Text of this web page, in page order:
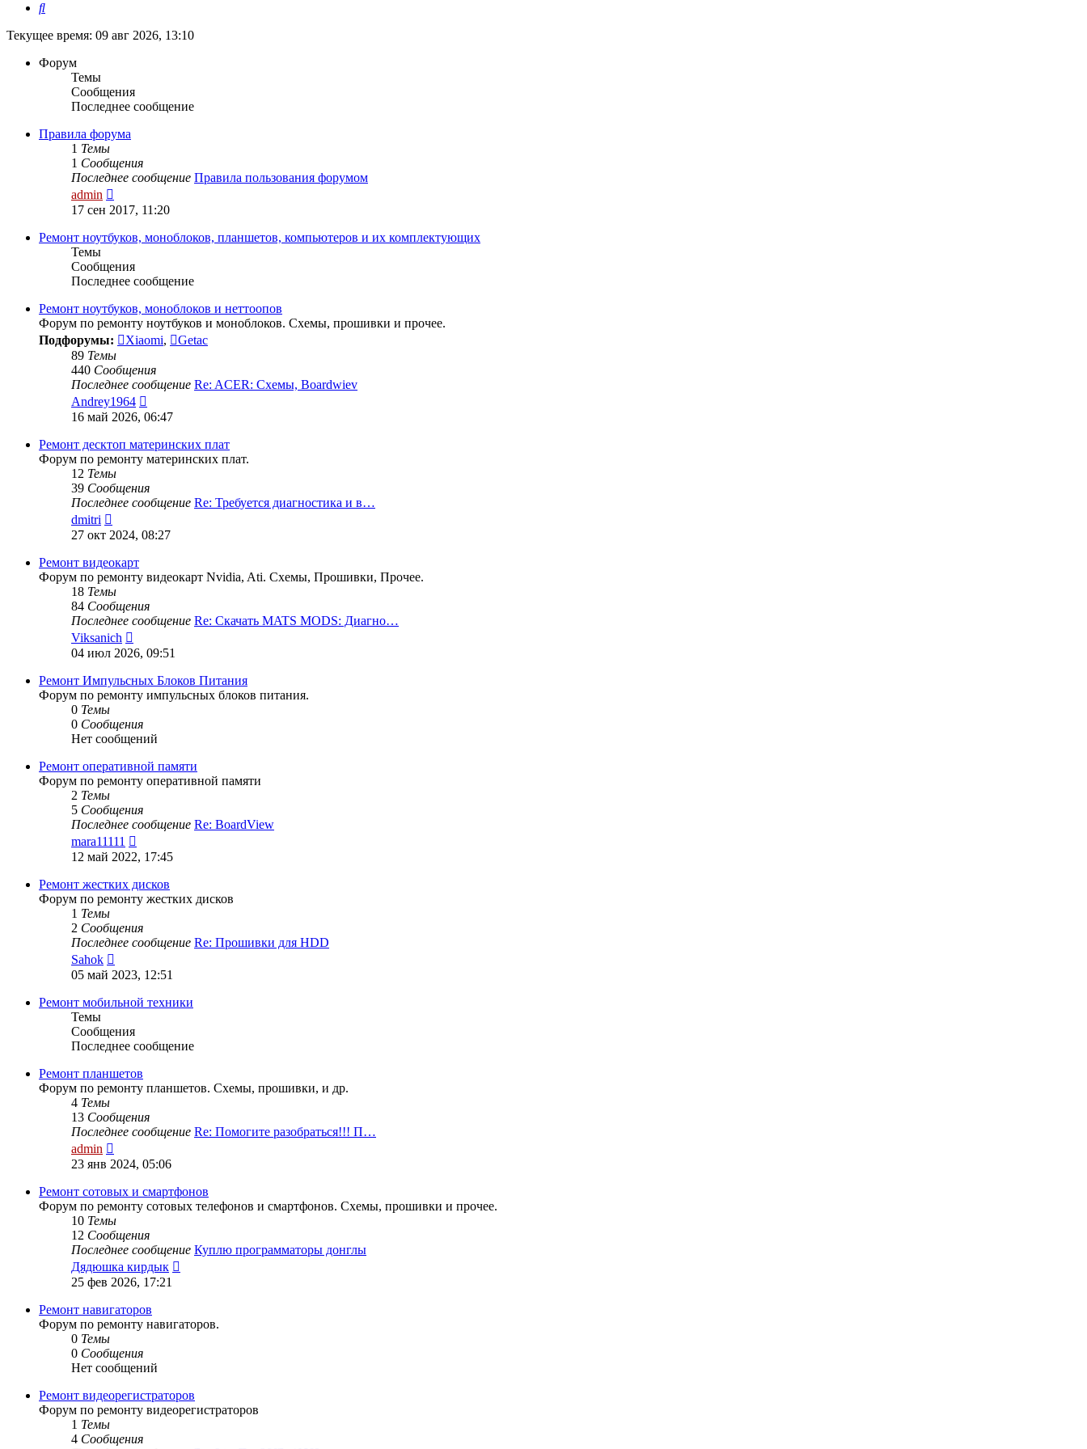
Поиск
Текущее время: 09 авг 2026, 13:10
Форум
Темы
Сообщения
Последнее сообщение
Правила форума
1 Темы
1 Сообщения
Последнее сообщение Правила пользования форумом
admin
к
сообщению
17 сен 2017, 11:20
Ремонт ноутбуков, моноблоков, планшетов, компьютеров и их комплектующих
Темы
Сообщения
Последнее сообщение
Ремонт ноутбуков, моноблоков и неттоопов
Форум по ремонту ноутбуков и моноблоков. Схемы, прошивки и прочее.
Подфорумы:
Xiaomi,
Getac
89 Темы
440 Сообщения
Последнее сообщение Re: ACER: Схемы, Boardwiev
Andrey1964
к
сообщению
16 май 2026, 06:47
Ремонт десктоп материнских плат
Форум по ремонту материнских плат.
12 Темы
39 Сообщения
Последнее сообщение Re: Требуется диагностика и в…
dmitri
к
сообщению
27 окт 2024, 08:27
Ремонт видеокарт
Форум по ремонту видеокарт Nvidia, Ati. Схемы, Прошивки, Прочее.
18 Темы
84 Сообщения
Последнее сообщение Re: Скачать MATS MODS: Диагно…
Viksanich
к
сообщению
04 июл 2026, 09:51
Ремонт Импульсных Блоков Питания
Форум по ремонту импульсных блоков питания.
0 Темы
0 Сообщения
Нет сообщений
Ремонт оперативной памяти
Форум по ремонту оперативной памяти
2 Темы
5 Сообщения
Последнее сообщение Re: BoardView
mara11111
к
сообщению
12 май 2022, 17:45
Ремонт жестких дисков
Форум по ремонту жестких дисков
1 Темы
2 Сообщения
Последнее сообщение Re: Прошивки для HDD
Sahok
к
сообщению
05 май 2023, 12:51
Ремонт мобильной техники
Темы
Сообщения
Последнее сообщение
Ремонт планшетов
Форум по ремонту планшетов. Схемы, прошивки, и др.
4 Темы
13 Сообщения
Последнее сообщение Re: Помогите разобраться!!! П…
admin
к
сообщению
23 янв 2024, 05:06
Ремонт сотовых и смартфонов
Форум по ремонту сотовых телефонов и смартфонов. Схемы, прошивки и прочее.
10 Темы
12 Сообщения
Последнее сообщение Куплю программаторы донглы
Дядюшка кирдык
25 фев 2026, 17:21
Ремонт навигаторов
Форум по ремонту навигаторов.
0 Темы
0 Сообщения
Нет сообщений
Ремонт видеорегистраторов
Форум по ремонту видеорегистраторов
1 Темы
4 Сообщения